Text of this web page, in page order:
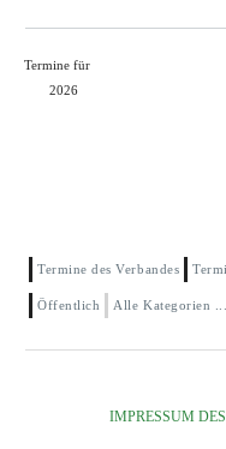
Termine für
2026
Termine des Verbandes
Öffentlich Alle Kategorien ...
IMPRESSUM